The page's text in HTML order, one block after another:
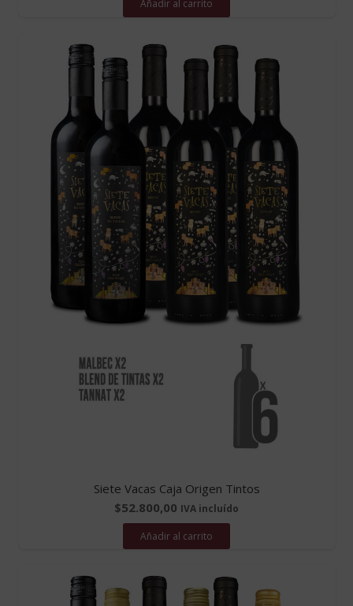
Añadir al carrito
Siete Vacas Caja Origen Tintos
$52.800,00 IVA incluído
Añadir al carrito